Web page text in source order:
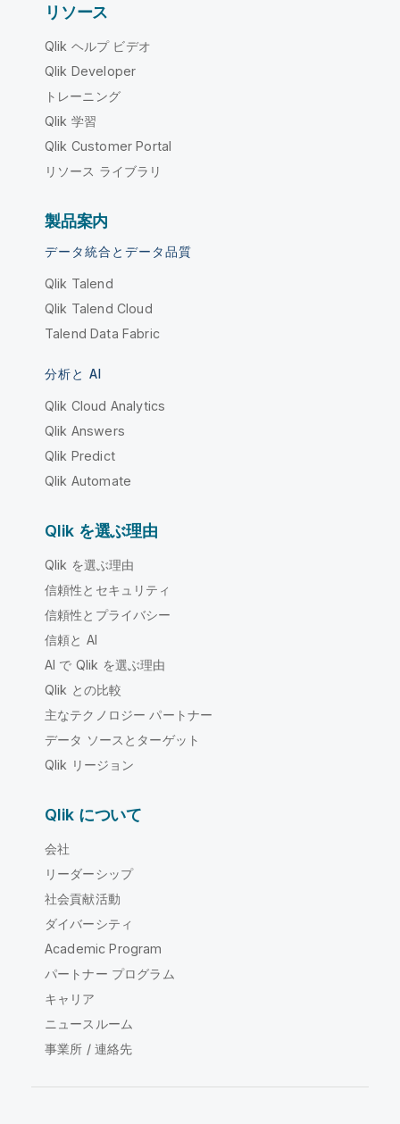
リソース
Qlik ヘルプ ビデオ
Qlik Developer
トレーニング
Qlik 学習
Qlik Customer Portal
リソース ライブラリ
製品案内
データ統合とデータ品質
Qlik Talend
Qlik Talend Cloud
Talend Data Fabric
分析と AI
Qlik Cloud Analytics
Qlik Answers
Qlik Predict
Qlik Automate
Qlik を選ぶ理由
Qlik を選ぶ理由
信頼性とセキュリティ
信頼性とプライバシー
信頼と AI
AI で Qlik を選ぶ理由
Qlik との比較
主なテクノロジー パートナー
データ ソースとターゲット
Qlik リージョン
Qlik について
会社
リーダーシップ
社会貢献活動
ダイバーシティ
Academic Program
パートナー プログラム
キャリア
ニュースルーム
事業所 / 連絡先